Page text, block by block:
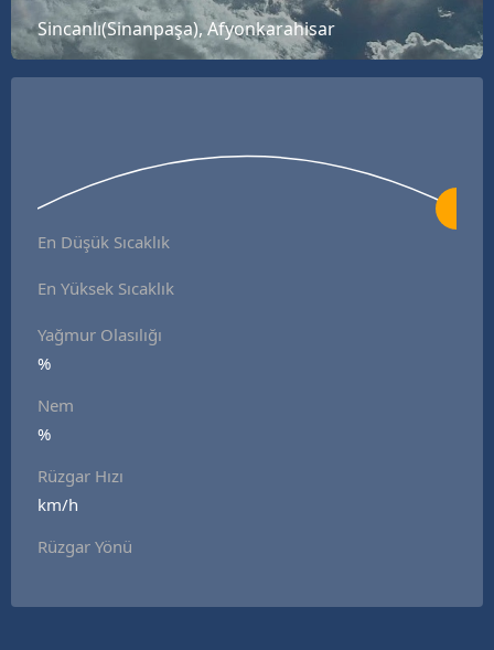
Bitlis
Bolu
Bursa
Sincanlı(Sinanpaşa), Afyonkarahisar
En Düşük Sıcaklık
En Yüksek Sıcaklık
Yağmur Olasılığı
%
Nem
%
Rüzgar Hızı
km/h
Rüzgar Yönü